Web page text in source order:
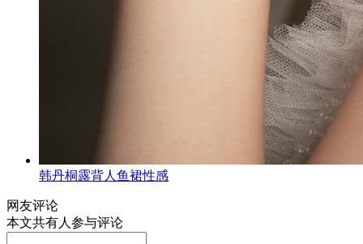
韩丹桐露背人鱼裙性感
网友评论
本文共有人参与评论